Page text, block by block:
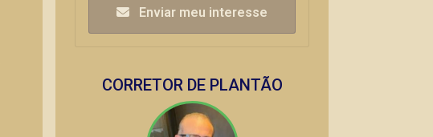
Enviar meu interesse
CORRETOR DE PLANTÃO